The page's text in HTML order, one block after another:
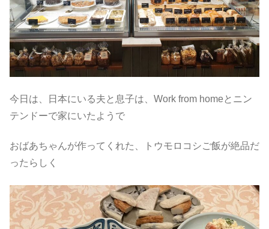
今日は、日本にいる夫と息子は、Work from homeとニン
テンドーで家にいたようで
おばあちゃんが作ってくれた、トウモロコシご飯が絶品だ
ったらしく